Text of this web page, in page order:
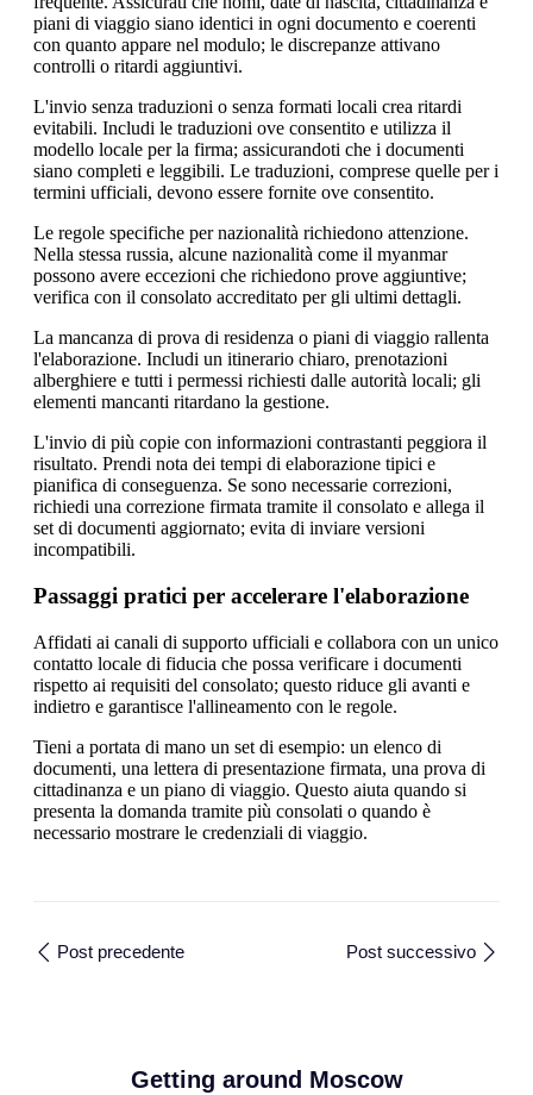
piani di viaggio siano identici in ogni documento e coerenti
con quanto appare nel modulo; le discrepanze attivano
controlli o ritardi aggiuntivi.
L'invio senza traduzioni o senza formati locali crea ritardi
evitabili. Includi le traduzioni ove consentito e utilizza il
modello locale per la firma; assicurandoti che i documenti
siano completi e leggibili. Le traduzioni, comprese quelle per i
termini ufficiali, devono essere fornite ove consentito.
Le regole specifiche per nazionalità richiedono attenzione.
Nella stessa russia, alcune nazionalità come il myanmar
possono avere eccezioni che richiedono prove aggiuntive;
verifica con il consolato accreditato per gli ultimi dettagli.
La mancanza di prova di residenza o piani di viaggio rallenta
l'elaborazione. Includi un itinerario chiaro, prenotazioni
alberghiere e tutti i permessi richiesti dalle autorità locali; gli
elementi mancanti ritardano la gestione.
L'invio di più copie con informazioni contrastanti peggiora il
risultato. Prendi nota dei tempi di elaborazione tipici e
pianifica di conseguenza. Se sono necessarie correzioni,
richiedi una correzione firmata tramite il consolato e allega il
set di documenti aggiornato; evita di inviare versioni
incompatibili.
Passaggi pratici per accelerare l'elaborazione
Affidati ai canali di supporto ufficiali e collabora con un unico
contatto locale di fiducia che possa verificare i documenti
rispetto ai requisiti del consolato; questo riduce gli avanti e
indietro e garantisce l'allineamento con le regole.
Tieni a portata di mano un set di esempio: un elenco di
documenti, una lettera di presentazione firmata, una prova di
cittadinanza e un piano di viaggio. Questo aiuta quando si
presenta la domanda tramite più consolati o quando è
necessario mostrare le credenziali di viaggio.
Post precedente Post successivo
Getting around Moscow